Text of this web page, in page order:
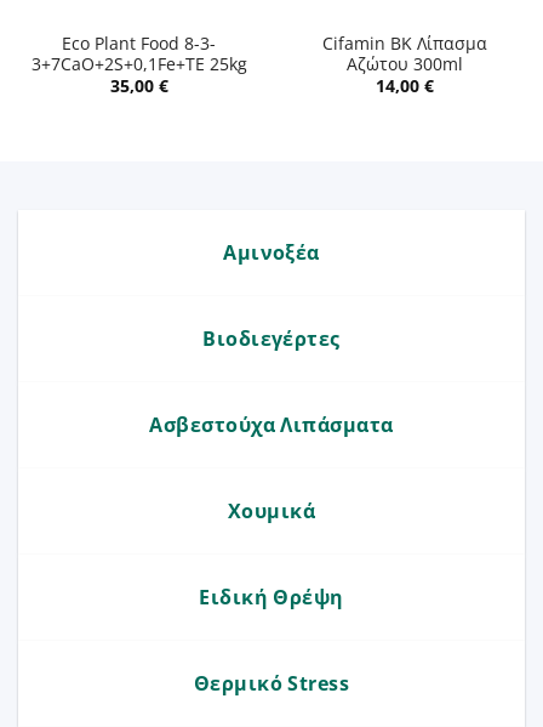
Eco Plant Food 8-3-
3+7CaO+2S+0,1Fe+TE 25kg
35,00 €
Cifamin BK Λίπασμα
Αζώτου 300ml
14,00 €
Αμινοξέα
Βιοδιεγέρτες
Ασβεστούχα Λιπάσματα
Χουμικά
Ειδική Θρέψη
Θερμικό Stress